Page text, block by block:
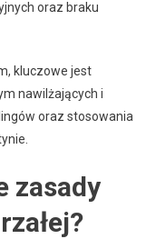
oraz braku
kluczowe jest
nawilżających i
oraz stosowania
zasady